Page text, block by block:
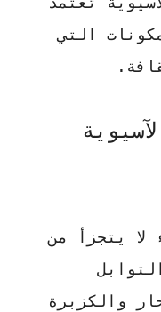
التي
لا يتجزأ من
و الكزبرة